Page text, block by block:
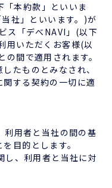
本約款」といいま
社」といいます。)が
ス「デべNAVI」(以下
用いただくお客様(以
間で適用されます。
たものとみなされ、
する契約の一切に適
利用者と当社の間の基
目的とします。
し、利用者と当社に対